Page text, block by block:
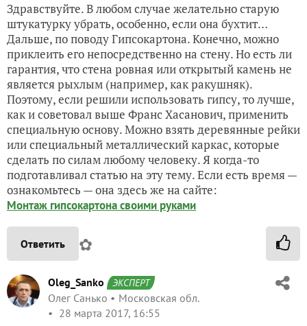
Здравствуйте. В любом случае желательно старую
штукатурку убрать, особенно, если она бухтит…
Дальше, по поводу Гипсокартона. Конечно, можно
приклеить его непосредственно на стену. Но есть ли
гарантия, что стена ровная или открытый камень не
является рыхлым (например, как ракушняк).
Поэтому, если решили использовать гипсу, то лучше,
как и советовал выше Франс Хасанович, применить
специальную основу. Можно взять деревянные рейки
или специальный металлический каркас, которые
сделать по силам любому человеку. Я когда-то
подготавливал статью на эту тему. Если есть время —
ознакомьтесь — она здесь же на сайте:
Монтаж гипсокартона своими руками
Ответить ✿
Oleg_Sanko ЭКСПЕРТ
Олег Санько
Московская обл.
28 марта 2017, 16:55